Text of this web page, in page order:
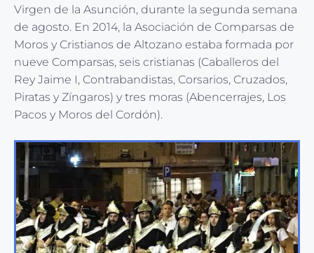
Virgen de la Asunción, durante la segunda semana
de agosto. En 2014, la Asociación de Comparsas de
Moros y Cristianos de Altozano estaba formada por
nueve Comparsas, seis cristianas (Caballeros del
Rey Jaime I, Contrabandistas, Corsarios, Cruzados,
Piratas y Zíngaros) y tres moras (Abencerrajes, Los
Pacos y Moros del Cordón).